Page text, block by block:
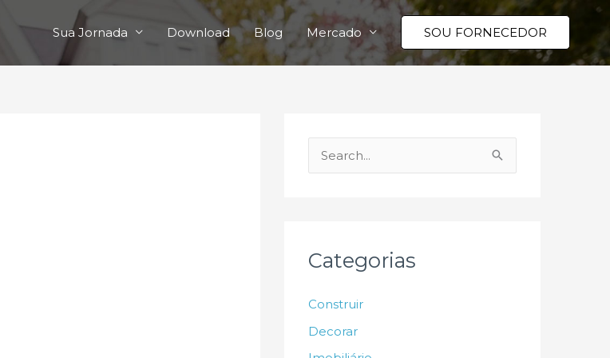
Sua Jornada Download Blog Mercado SOU FORNECEDOR
e
i
r
Categorias
Construir
Decorar